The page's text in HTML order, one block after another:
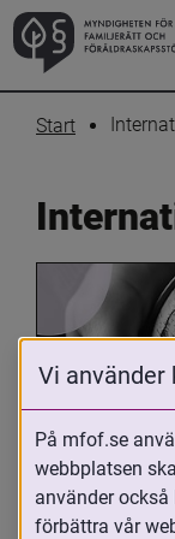
Start
Oavsett om
Vi använder
På mfof.se
webbplatsen
använder
förbättra vår